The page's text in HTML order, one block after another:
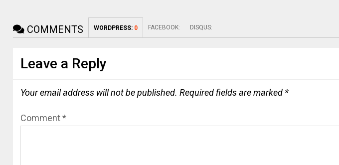
COMMENTS WORDPRESS: 0 FACEBOOK: DISQUS:
Leave a Reply
Your email address will not be published. Required fields are marked *
Comment*